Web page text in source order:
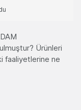
Ürünleri
faaliyetlerine ne